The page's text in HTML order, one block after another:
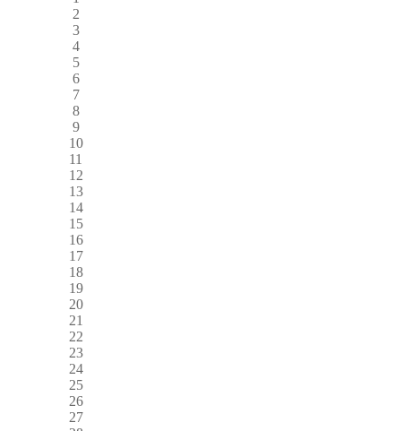
2
3
4
5
6
7
8
9
10
11
12
13
14
15
16
17
18
19
20
21
22
23
24
25
26
27